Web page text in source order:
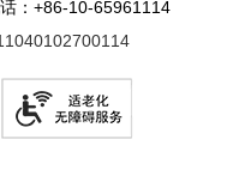
：+86-10-65961114